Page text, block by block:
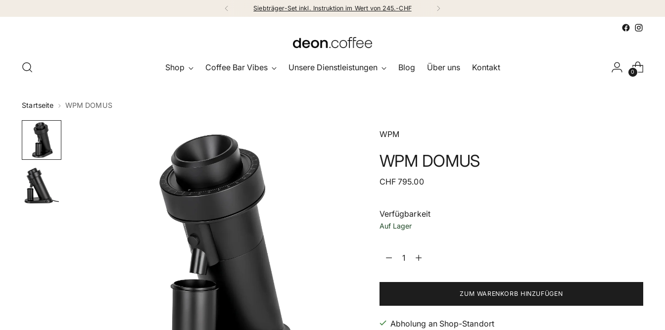
Siebträger-Set inkl. Instruktion im Wert von 245.-CHF
Shop Coffee Bar Vibes Unsere Dienstleistungen Blog Über uns Kontakt 0
Startseite WPM DOMUS
WPM
WPM DOMUS
Regulärer
CHF 795.00
Verfügbarkeit
Auf Lager
Menge
ZUM WARENKORB HINZUFÜGEN
Abholung an Shop-Standort